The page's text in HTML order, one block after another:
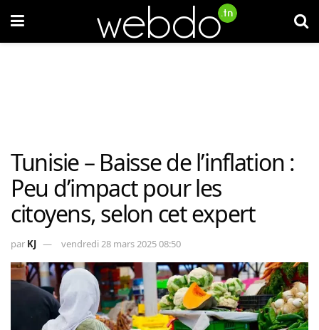
Tunisie – Baisse de l’inflation :
Peu d’impact pour les
citoyens, selon cet expert
par KJ vendredi 28 mars 2025 08:50